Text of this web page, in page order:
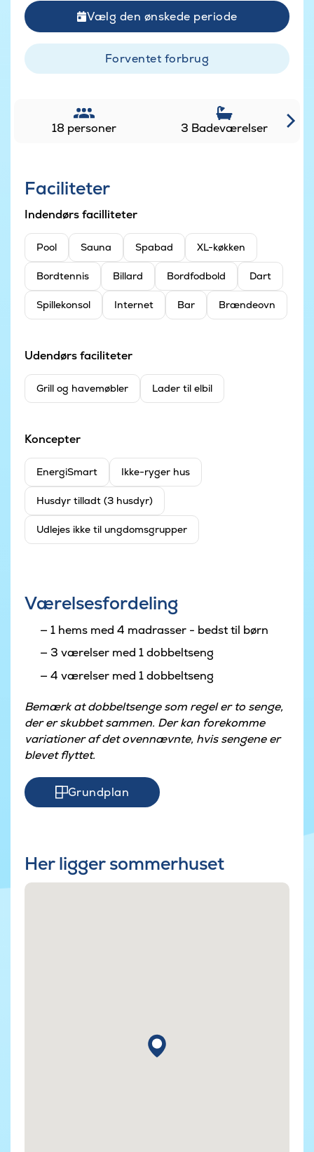
Vælg den ønskede periode
Forventet forbrug
18 personer 3 Badeværelser
Faciliteter
Indendørs facilliteter
Pool Sauna Spabad XL-køkken
Bordtennis Billard Bordfodbold Dart
Spillekonsol Internet Bar Brændeovn
Udendørs faciliteter
Grill og havemøbler Lader til elbil
Koncepter
EnergiSmart Ikke-ryger hus
Husdyr tilladt (3 husdyr)
Udlejes ikke til ungdomsgrupper
Værelsesfordeling
1 hems med 4 madrasser - bedst til børn
3 værelser med 1 dobbeltseng
4 værelser med 1 dobbeltseng
Bemærk at dobbeltsenge som regel er to senge,
der er skubbet sammen. Der kan forekomme
variationer af det ovennævnte, hvis sengene er
blevet flyttet.
Grundplan
Her ligger sommerhuset